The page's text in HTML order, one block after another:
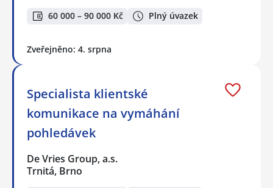
60 000 – 90 000 Kč Plný úvazek
Zveřejněno: 4. srpna
Specialista klientské
komunikace na vymáhání
pohledávek
De Vries Group, a.s.
Trnitá, Brno